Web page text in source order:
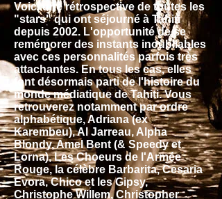
Voici une rétrospective de toutes les
"stars" qui ont séjourné à Tahiti
depuis 2002. L'opportunité de se
remémorer des instants inoubliables
avec ces personnalités parfois très
attachantes. En tous les cas, elles
font désormais parti de l'histoire du
monde médiatique de Tahiti. Vous
retrouverez notamment par ordre
alphabétique, Adriana (ex
Karembeu), Al Jarreau, Alpha
Blondy, Amel Bent (& Speedy et
Lorna), Les Choeurs de l'Armée
Rouge, la célèbre Barbarita, Cesaria
Evora, Chico et les Gipsy,
Christophe Willem, Christopher